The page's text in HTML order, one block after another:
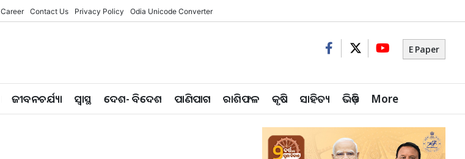
Career Contact Us Privacy Policy Odia Unicode Converter
E Paper
ଜୀବନଚର୍ଯ୍ୟା ସ୍ୱାସ୍ଥ ଦେଶ- ବିଦେଶ ପାଣିପାଗ ରାଶିଫଳ କୃଷି ସାହିତ୍ୟ ଭିଡ଼ିଓ More